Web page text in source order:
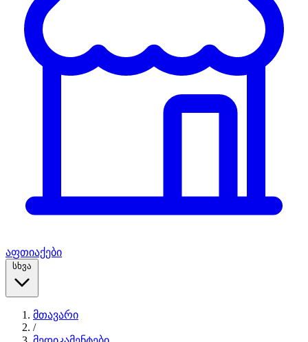
აფთიაქები
სხვა
მთავარი
/